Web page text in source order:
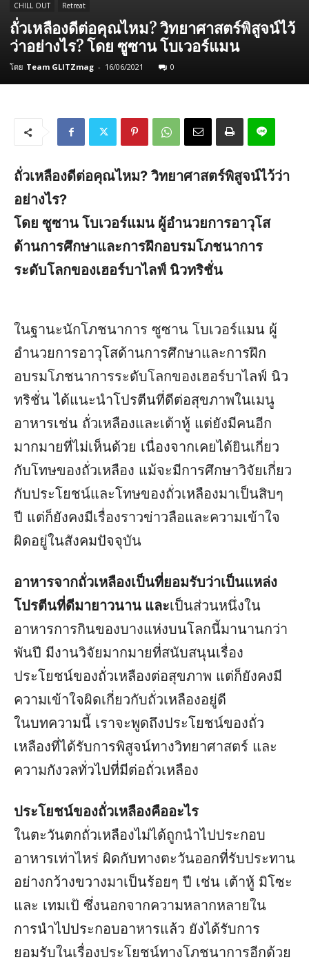
CHILL OUT Retreat
ถั่วเหลืองดีต่อคุณไหม? วิทยาศาสตร์พิสูจน์ไว้
ว่าอย่างไร? โดย ซูซาน โบเวอร์แมน
โดย Team GLITZmag - 16/06/2021 0
ถั่วเหลืองดีต่อคุณไหม? วิทยาศาสตร์พิสูจน์ไว้ว่า
อย่างไร?
โดย ซูซาน โบเวอร์แมน ผู้อำนวยการอาวุโส
ด้านการศึกษา​และการฝึกอบรมโภชนาการ
ระดับโลกของเฮอร์บาไลฟ์ นิวทริชั่น
ในฐานะนักโภชนาการ ซูซาน โบเวอร์แมน ผู้
อำนวยการอาวุโสด้านการศึกษาและการฝึก
อบรมโภชนาการระดับโลกของเฮอร์บาไลฟ์ นิว
ทริชั่น ได้แนะนำโปรตีนที่ดีต่อสุขภาพในเมนู
อาหารเช่น ถั่วเหลืองและเต้าหู้ แต่ยังมีคนอีก
มากมายที่ไม่เห็นด้วย เนื่องจากเคยได้ยินเกี่ยว
กับโทษของถั่วเหลือง แม้จะมีการศึกษาวิจัยเกี่ยว
กับประโยชน์และโทษของถั่วเหลืองมาเป็นสิบๆ
ปี แต่ก็ยังคงมีเรื่องราวข่าวลือและความเข้าใจ
ผิดอยู่ในสังคมปัจจุบัน
อาหารจากถั่วเหลืองเป็นที่ยอมรับว่าเป็นแหล่ง
โปรตีนที่ดีมายาวนาน และเป็นส่วนหนึ่งใน
อาหารการกินของบางแห่งบนโลกนี้มานานกว่า
พันปี มีงานวิจัยมากมายที่สนับสนุนเรื่อง
ประโยชน์ของถั่วเหลืองต่อสุขภาพ แต่ก็ยังคงมี
ความเข้าใจผิดเกี่ยวกับถั่วเหลืองอยู่ดี
ในบทความนี้ เราจะพูดถึงประโยชน์ของถั่ว
เหลืองที่ได้รับการพิสูจน์ทางวิทยาศาสตร์ และ
ความกังวลทั่วไปที่มีต่อถั่วเหลือง
ประโยชน์ของถั่วเหลืองคืออะไร
ในตะวันตกถั่วเหลืองไม่ได้ถูกนำไปประกอบ
อาหารเท่าไหร่ ผิดกับทางตะวันออกที่รับประทาน
อย่างกว้างขวางมาเป็นร้อยๆ ปี เช่น เต้าหู้ มิโซะ
และ เทมเป้ ซึ่งนอกจากความหลากหลายใน
การนำไปประกอบอาหารแล้ว ยังได้รับการ
ยอมรับในเรื่องประโยชน์ทางโภชนาการอีกด้วย